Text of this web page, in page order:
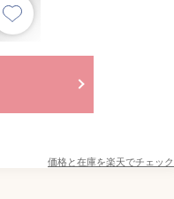
価格と在庫を楽天でチェック